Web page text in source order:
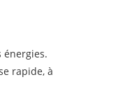
rapide, à